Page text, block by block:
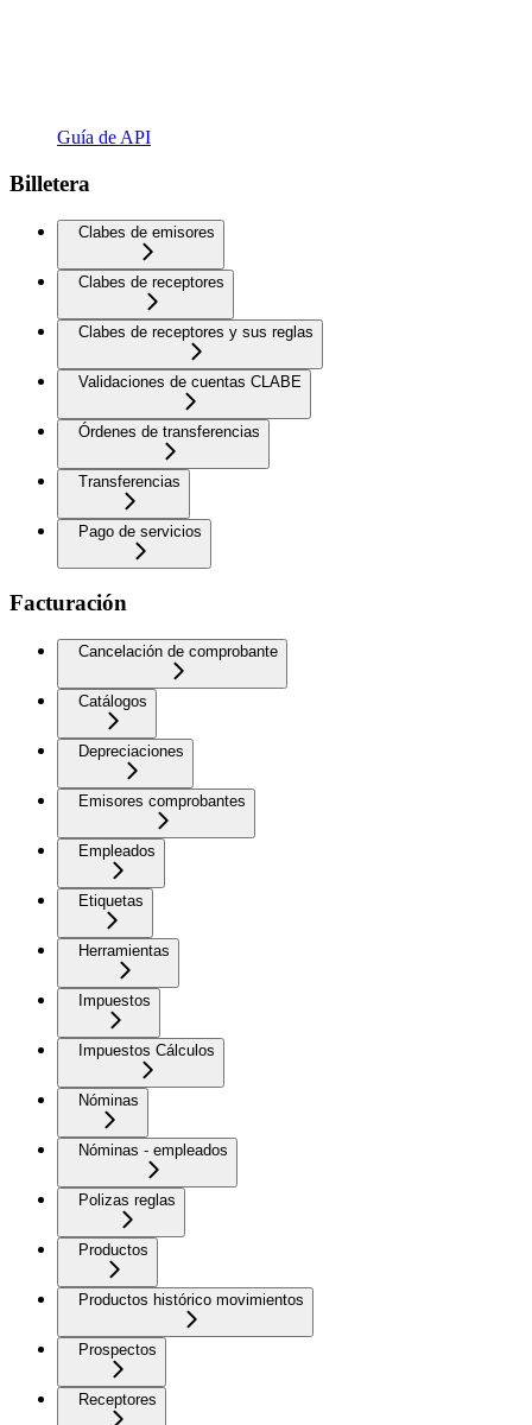
Guía de API
Billetera
Clabes de emisores
Clabes de receptores
Clabes de receptores y sus reglas
Validaciones de cuentas CLABE
Órdenes de transferencias
Transferencias
Pago de servicios
Facturación
Cancelación de comprobante
Catálogos
Depreciaciones
Emisores comprobantes
Empleados
Etiquetas
Herramientas
Impuestos
Impuestos Cálculos
Nóminas
Nóminas - empleados
Polizas reglas
Productos
Productos histórico movimientos
Prospectos
Receptores